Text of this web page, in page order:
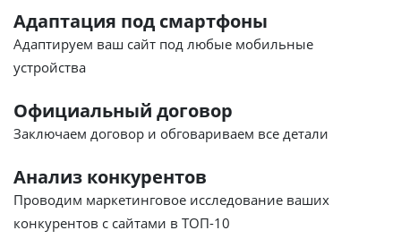
Адаптация под смартфоны
Адаптируем ваш сайт под любые мобильные
устройства
Официальный договор
Заключаем договор и обговариваем все детали
Анализ конкурентов
Проводим маркетинговое исследование ваших
конкурентов с сайтами в ТОП-10